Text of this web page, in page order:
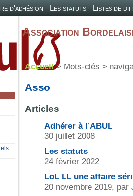
d'adhésion Les statuts Listes de
Association
Accueil> Mots-clés >
Asso
Articles
Adhérer à l’ABUL
30 juillet 2008
Les statuts
24 février 2022
LoL LL une affaire
20 novembre 2019, par